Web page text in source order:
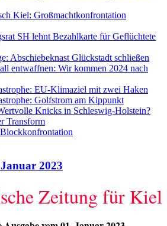
Kiel: Großmachtkonfrontation
SH lehnt Bezahlkarte für Geflüchtete
Abschiebeknast Glückstadt schließen
entwaffnen: Wir kommen 2024 nach
EU-Klimaziel mit zwei Haken
Golfstrom am Kippunkt
Knicks in Schleswig-Holstein?
Transform
2023
Zeitung für Kiel